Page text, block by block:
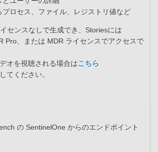
プロセス、ファイル、レジストリ値など​
センスなしで生成でき、Storiesには
Pro、または MDR ライセンスでアクセスで
オを視聴される場合はこちら
てください。​
の SentinelOne からのエンドポイント